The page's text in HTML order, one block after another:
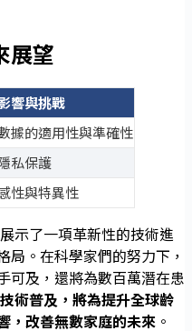
展望
響與挑戰
據的適用性與準確性
私保護
性與特異性
示了一項革新性的技術進
局。在科學家們的努力下，
可及，還將為數百萬潛在患
術普及，將為提升全球齡
，改善無數家庭的未來 。